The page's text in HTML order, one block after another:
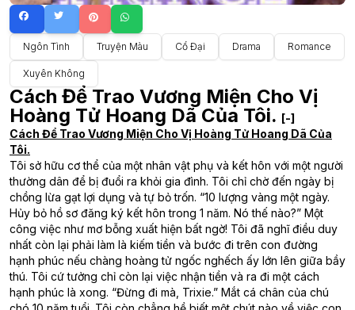
Ngôn Tình Truyện Màu Cổ Đại Drama Romance
Xuyên Không
Cách Để Trao Vương Miện Cho Vị
Hoàng Tử Hoang Dã Của Tôi. [-]
Cách Để Trao Vương Miện Cho Vị Hoàng Tử Hoang Dã Của
Tôi.
Tôi sở hữu cơ thể của một nhân vật phụ và kết hôn với một người
thường dân để bị đuổi ra khỏi gia đình. Tôi chỉ chờ đến ngày bị
chồng lừa gạt lợi dụng và tự bỏ trốn. “10 lượng vàng một ngày.
Hủy bỏ hồ sơ đăng ký kết hôn trong 1 năm. Nó thế nào?” Một
công việc như mơ bỗng xuất hiện bất ngờ! Tôi đã nghĩ điều duy
nhất còn lại phải làm là kiếm tiền và bước đi trên con đường
hạnh phúc nếu chàng hoàng tử ngốc nghếch ấy lớn lên giữa bầy
thú. Tôi cứ tưởng chỉ còn lại việc nhận tiền và ra đi một cách
hạnh phúc là xong. “Đừng đi mà, Trixie.” Mắt cá chân của chú